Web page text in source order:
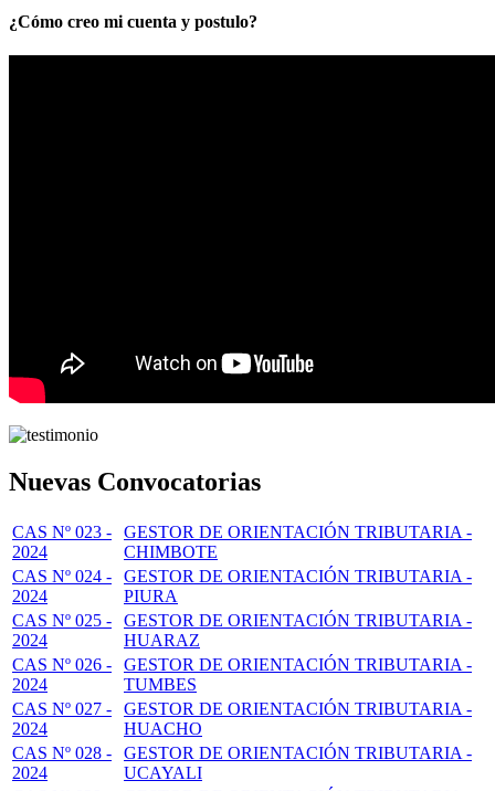
¿Cómo creo mi cuenta y postulo?
Nuevas Convocatorias
CAS Nº 023 -
2024
GESTOR DE ORIENTACIÓN TRIBUTARIA -
CHIMBOTE
CAS Nº 024 -
2024
GESTOR DE ORIENTACIÓN TRIBUTARIA -
PIURA
CAS Nº 025 -
2024
GESTOR DE ORIENTACIÓN TRIBUTARIA -
HUARAZ
CAS Nº 026 -
2024
GESTOR DE ORIENTACIÓN TRIBUTARIA -
TUMBES
CAS Nº 027 -
2024
GESTOR DE ORIENTACIÓN TRIBUTARIA -
HUACHO
CAS Nº 028 -
2024
GESTOR DE ORIENTACIÓN TRIBUTARIA -
UCAYALI